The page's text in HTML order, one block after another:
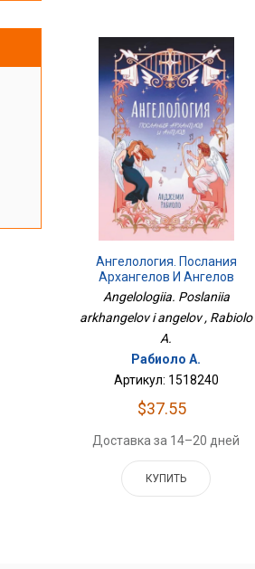
Ангелология. Послания
Архангелов И Ангелов
Angelologiia. Poslaniia
arkhangelov i angelov , Rabiolo
A.
Рабиоло А.
Артикул: 1518240
$37.55
Доставка за 14–20 дней
КУПИТЬ